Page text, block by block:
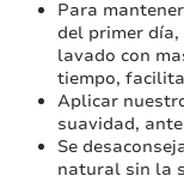
Para
del primer
lavado con
tiempo,
Aplicar
suavidad,
Se
natural sin la